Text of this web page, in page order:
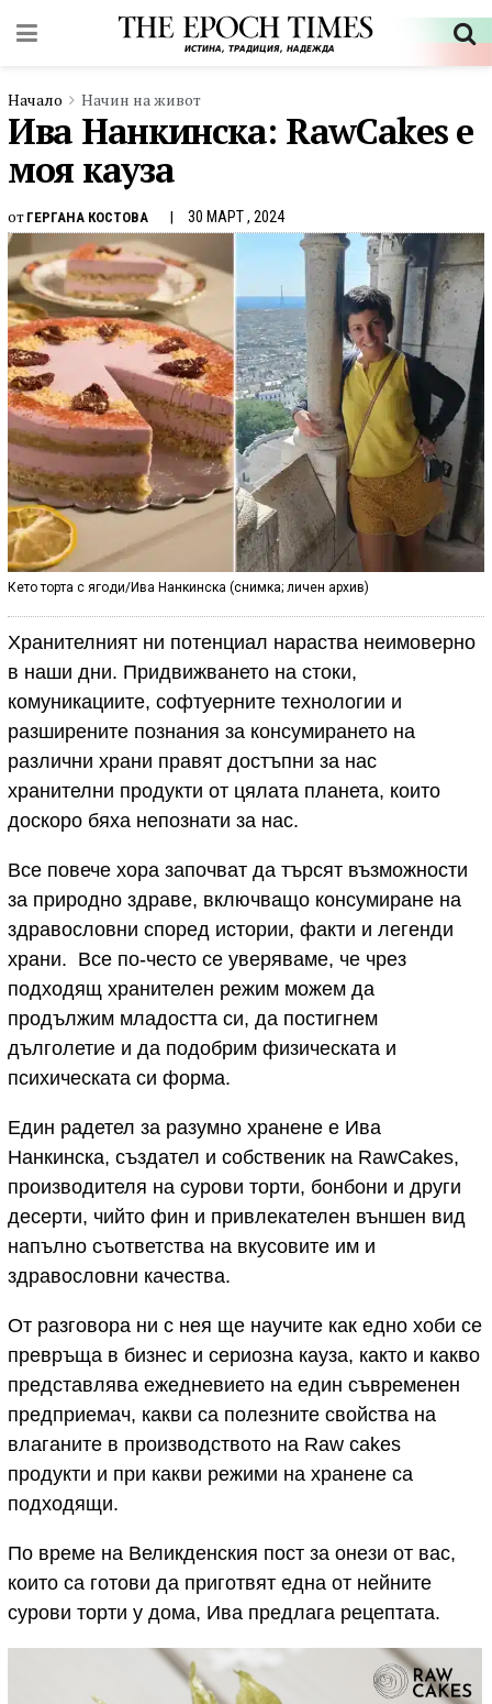
Начало Начин на живот
Ива Нанкинска: RawCakes е
моя кауза
от ГЕРГАНА КОСТОВА 30 МАРТ , 2024
Кето торта с ягоди/Ива Нанкинска (снимка; личен архив)
Хранителният ни потенциал нараства неимоверно
в наши дни. Придвижването на стоки,
комуникациите, софтуерните технологии и
разширените познания за консумирането на
различни храни правят достъпни за нас
хранителни продукти от цялата планета, които
доскоро бяха непознати за нас.
Все повече хора започват да търсят възможности
за природно здраве, включващо консумиране на
здравословни според истории, факти и легенди
храни. Все по-често се уверяваме, че чрез
подходящ хранителен режим можем да
продължим младостта си, да постигнем
дълголетие и да подобрим физическата и
психическата си форма.
Един радетел за разумно хранене е Ива
Нанкинска, създател и собственик на RawCakes,
производителя на сурови торти, бонбони и други
десерти, чийто фин и привлекателен външен вид
напълно съответства на вкусовите им и
здравословни качества.
От разговора ни с нея ще научите как едно хоби се
превръща в бизнес и сериозна кауза, както и какво
представлява ежедневието на един съвременен
предприемач, какви са полезните свойства на
влаганите в производството на Raw cakes
продукти и при какви режими на хранене са
подходящи.
По време на Великденския пост за онези от вас,
които са готови да приготвят една от нейните
сурови торти у дома, Ива предлага рецептата.